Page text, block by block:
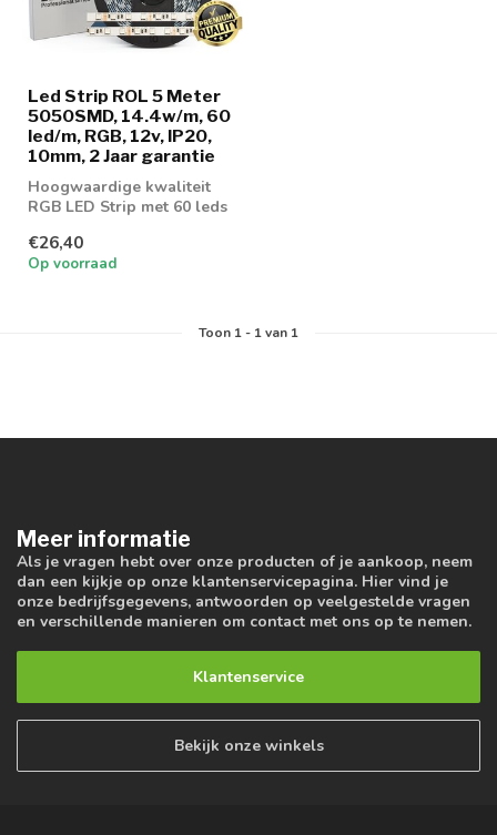
Led Strip ROL 5 Meter
5050SMD, 14.4w/m, 60
led/m, RGB, 12v, IP20,
10mm, 2 Jaar garantie
Hoogwaardige kwaliteit
RGB LED Strip met 60 leds
€26,40
Op voorraad
Toon 1- 1van 1
Meer informatie
Als je vragen hebt over onze producten of je aankoop, neem
dan een kijkje op onze klantenservicepagina. Hier vind je
onze bedrijfsgegevens, antwoorden op veelgestelde vragen
en verschillende manieren om contact met ons op te nemen.
Klantenservice
Bekijk onze winkels